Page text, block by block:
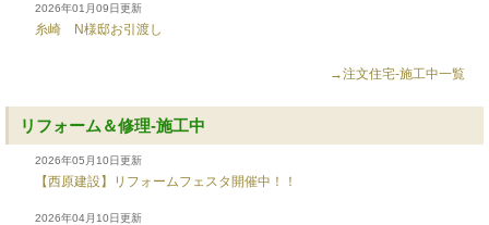
2026年01月09日更新
糸崎 N様邸お引渡し
→注文住宅-施工中一覧
リフォーム＆修理-施工中
2026年05月10日更新
【西原建設】リフォームフェスタ開催中！！
2026年04月10日更新